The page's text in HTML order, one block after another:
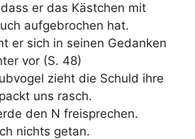
er das Kästchen mit
aufgebrochen hat.
er sich in seinen Gedanken
vor (S. 48)
zieht die Schuld ihre
uns rasch.
den N freisprechen.
nichts getan.